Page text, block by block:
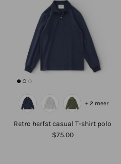
Retro herfst casual T-shirt polo
$75.00
+ 2 meer